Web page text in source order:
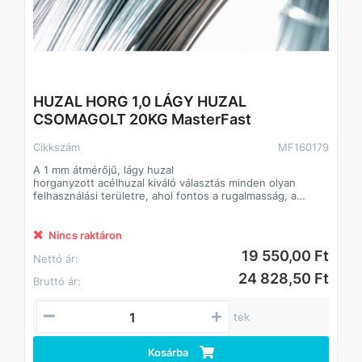
HUZAL HORG 1,0 LÁGY HUZAL
CSOMAGOLT 20KG MasterFast
Cikkszám
MF160179
A 1 mm átmérőjű, lágy huzal
horganyzott acélhuzal kiváló választás minden olyan
felhasználási területre, ahol fontos a rugalmasság, a
élettartamú, ellenáll az időjárásnak, és nehezen
rozsdásodik. A 20 kg-os, egyenletesen tekercselt
csomagolás könnyű kezelhetőséget biztosít.
• Átmérő: 1 mm
• Kiszerelés: 20 kg
• Felületkezelés: horganyzott
• Korrózióálló: horganyzott bevonat a hosszú
Nincs raktáron
Nettó ár:
19 550,00 Ft
Bruttó ár: 24 828,50 Ft
tek
Kosárba